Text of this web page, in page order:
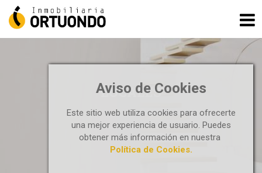
Aviso de Cookies
Este sitio web utiliza cookies para ofrecerte
una mejor experiencia de usuario. Puedes
obtener más información en nuestra
Política de Cookies.
LOCALES